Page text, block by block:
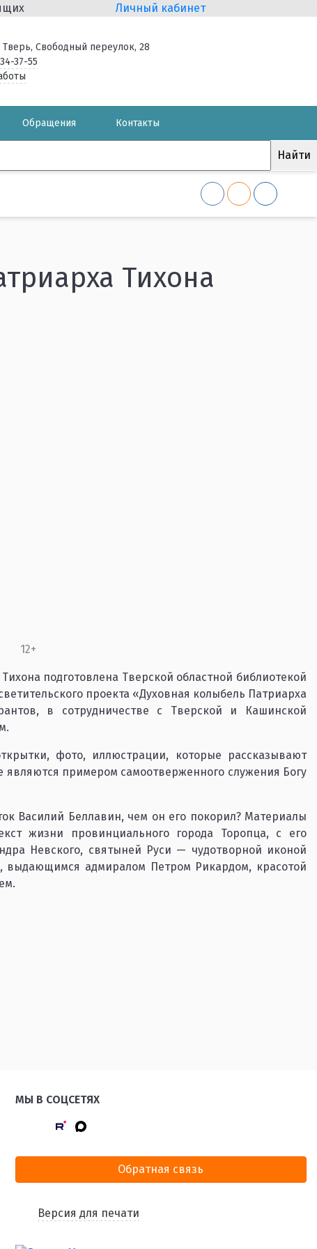
Личный кабинет
Тверь, Свободный переулок, 28
37-55
Обращения Контакты
Тихона
12+
подготовлена Тверской областной библиотекой
проекта «Духовная колыбель Патриарха
в сотрудничестве с Тверской и Кашинской
фото, иллюстрации, которые рассказывают
примером самоотверженного служения Богу
Василий Беллавин, чем он его покорил? Материалы
жизни провинциального города Торопца, с его
Невского, святыней Руси — чудотворной иконой
выдающимся адмиралом Петром Рикардом, красотой
МЫ В СОЦСЕТЯХ
Обратная связь
Версия для печати